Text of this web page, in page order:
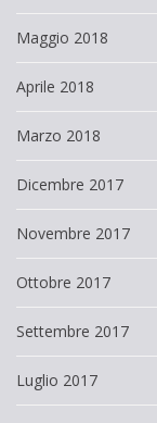
Maggio 2018
Aprile 2018
Marzo 2018
Dicembre 2017
Novembre 2017
Ottobre 2017
Settembre 2017
Luglio 2017